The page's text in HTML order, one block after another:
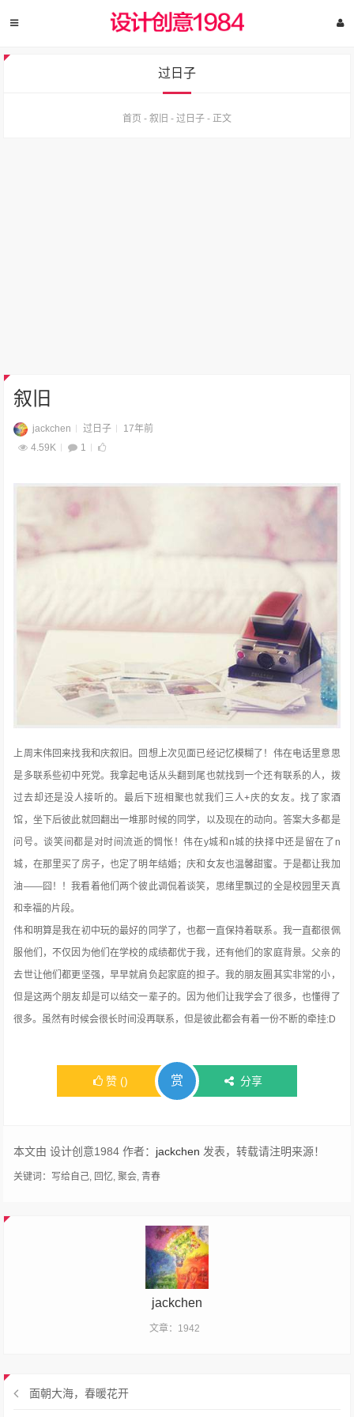
过日子
首页 - 叙旧 - 过日子 - 正文
叙旧
jackchen 过日子
17年前
4.59K
1
上周末伟回来找我和庆叙旧。回想上次见面已经记忆模糊了！伟在电话里意思
是多联系些初中死党。我拿起电话从头翻到尾也就找到一个还有联系的人，拨
过去却还是没人接听的。最后下班相聚也就我们三人+庆的女友。找了家酒
馆，坐下后彼此就回翻出一堆那时候的同学，以及现在的动向。答案大多都是
问号。谈笑间都是对时间流逝的惆怅！伟在y城和n城的抉择中还是留在了n
城，在那里买了房子，也定了明年结婚；庆和女友也温馨甜蜜。于是都让我加
油——囧！！我看着他们两个彼此调侃着谈笑，思绪里飘过的全是校园里天真
和幸福的片段。
伟和明算是我在初中玩的最好的同学了，也都一直保持着联系。我一直都很佩
服他们，不仅因为他们在学校的成绩都优于我，还有他们的家庭背景。父亲的
去世让他们都更坚强，早早就肩负起家庭的担子。我的朋友圈其实非常的小，
但是这两个朋友却是可以结交一辈子的。因为他们让我学会了很多，也懂得了
很多。虽然有时候会很长时间没再联系，但是彼此都会有着一份不断的牵挂:D
赞 () 赏 分享
本文由 设计创意1984 作者： jackchen 发表，转载请注明来源！
关键词： 写给自己, 回忆,聚会,青春
jackchen
文章：1942
面朝大海，春暖花开